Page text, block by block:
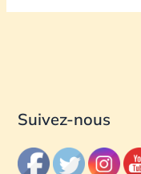
Suivez-nous